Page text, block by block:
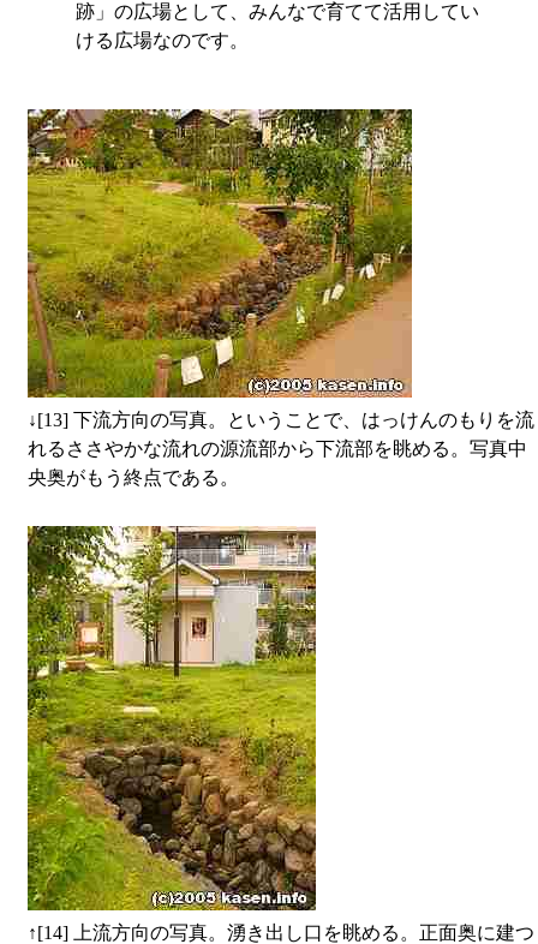
跡」の広場として、みんなで育てて活用してい
ける広場なのです。
↓[13] 下流方向の写真。ということで、はっけんのもりを流
れるささやかな流れの源流部から下流部を眺める。写真中
央奥がもう終点である。
↑[14] 上流方向の写真。湧き出し口を眺める。正面奥に建つ